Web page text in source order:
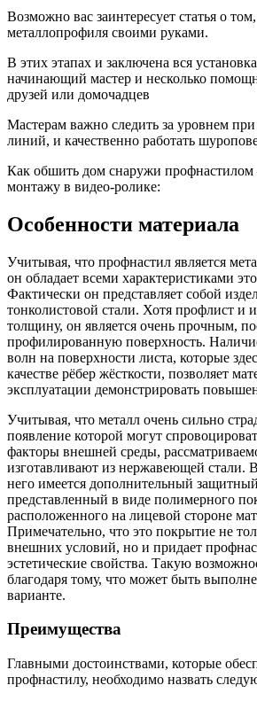
Возможно вас заинтересует статья о
металлопрофиля своими руками.
В этих этапах и заключена вся
начинающий мастер и несколько
друзей или домочадцев
Мастерам важно следить за уровнем
линий, и качественно работать
Как обшить дом снаружи
монтажу в видео-ролике:
Особенности материала
Учитывая, что профнастил является
он обладает всеми характеристиками
Фактически он представляет собой
тонколистовой стали. Хотя профлист и
толщину, он является очень прочным,
профилированную поверхность.
волн на поверхности листа, которые
качестве рёбер жёсткости, позволяет
эксплуатации демонстрировать
Учитывая, что металл очень сильно
появление которой могут
факторы внешней среды,
изготавливают из нержавеющей стали.
него имеется дополнительный
представленный в виде полимерного
расположенного на лицевой стороне
Примечательно, что это покрытие не
внешних условий, но и придает
эстетические свойства. Такую
благодаря тому, что может быть
варианте.
Преимущества
Главными достоинствами, которые
профнастилу, необходимо назвать